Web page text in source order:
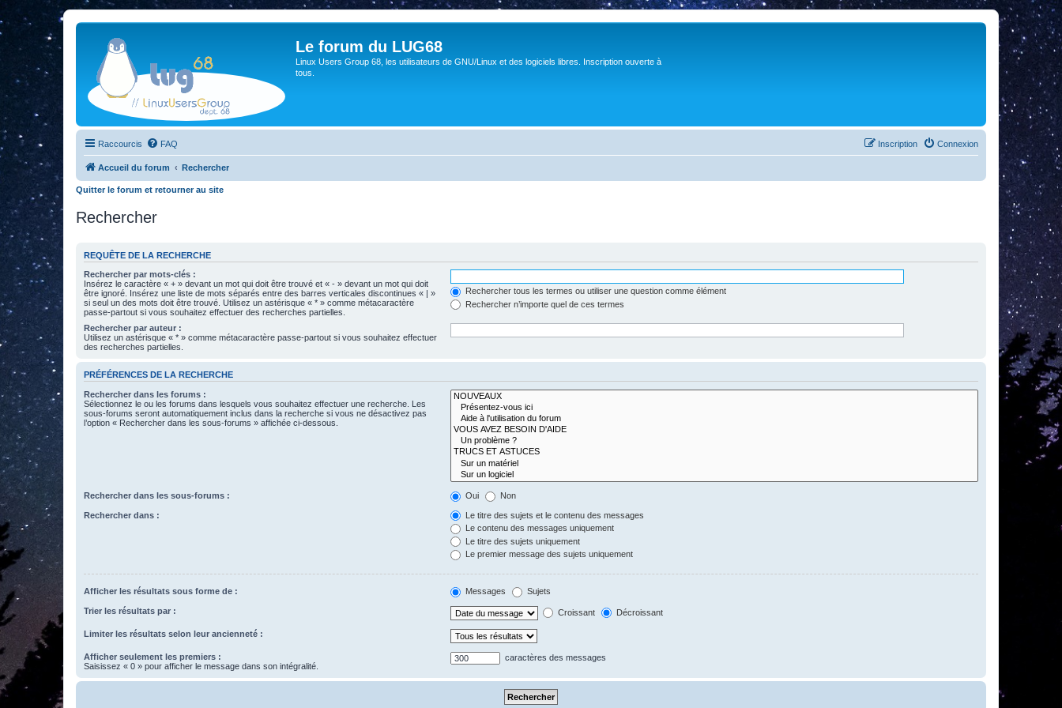
Le forum du LUG68
Linux Users Group 68, les utilisateurs de GNU/Linux et des logiciels libres. Inscription ouverte à
tous.
Raccourcis FAQ Connexion
Inscription
Accueil du forum Rechercher
Quitter le forum et retourner au site
Rechercher
REQUÊTE DE LA RECHERCHE
Rechercher par mots-clés :
Insérez le caractère « + » devant un mot qui doit être trouvé et « - » devant un mot qui doit
être ignoré. Insérez une liste de mots séparés entre des barres verticales discontinues « | »
si seul un des mots doit être trouvé. Utilisez un astérisque « * » comme métacaractère
passe-partout si vous souhaitez effectuer des recherches partielles.
Rechercher tous les termes ou utiliser une question comme élément
Rechercher n’importe quel de ces termes
Rechercher par auteur :
Utilisez un astérisque « * » comme métacaractère passe-partout si vous souhaitez effectuer
des recherches partielles.
PRÉFÉRENCES DE LA RECHERCHE
Rechercher dans les forums :
Sélectionnez le ou les forums dans lesquels vous souhaitez effectuer une recherche. Les
sous-forums seront automatiquement inclus dans la recherche si vous ne désactivez pas
l’option « Rechercher dans les sous-forums » affichée ci-dessous.
Rechercher dans les sous-forums : Oui Non
Rechercher dans :
Le titre des sujets et le contenu des messages
Le contenu des messages uniquement
Le titre des sujets uniquement
Le premier message des sujets uniquement
Afficher les résultats sous forme de : Messages Sujets
Trier les résultats par : Croissant Décroissant
Limiter les résultats selon leur ancienneté :
Afficher seulement les premiers :
Saisissez « 0 » pour afficher le message dans son intégralité.
caractères des messages